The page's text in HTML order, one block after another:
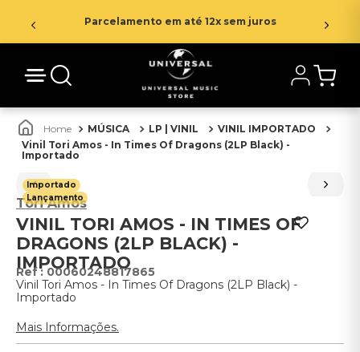
Parcelamento em até 12x sem juros
MÚSICA LP | VINIL
VINIL IMPORTADO
Vinil Tori Amos - In Times Of Dragons (2LP Black) -
Importado
Importado
Lançamento
Tori Amos
VINIL TORI AMOS - IN TIMES OF
DRAGONS (2LP BLACK) -
IMPORTADO
: 00060248817865
Vinil Tori Amos - In Times Of Dragons (2LP Black) -
Importado
Mais Informações.